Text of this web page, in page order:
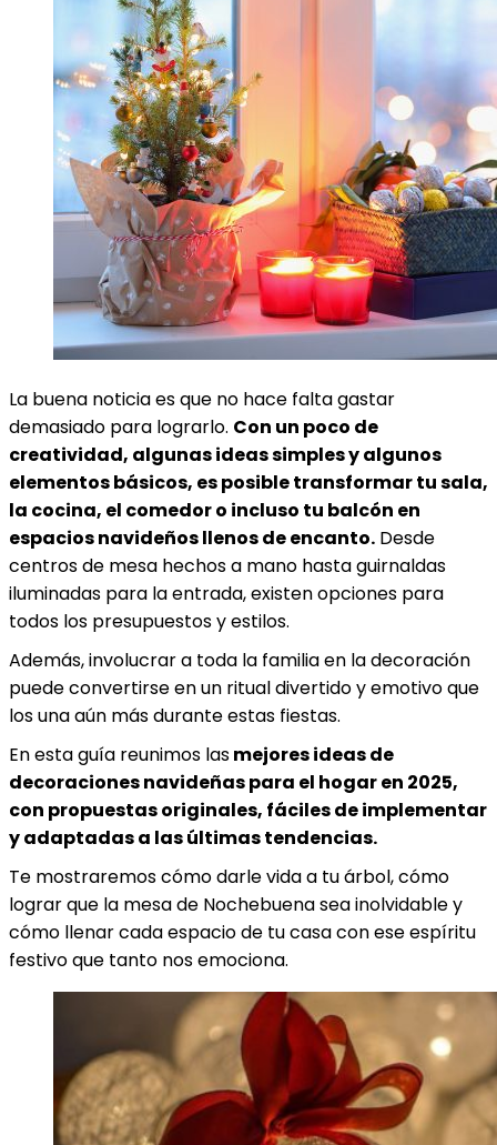
La buena noticia es que no hace falta gastar
demasiado para lograrlo. Con un poco de
creatividad, algunas ideas simples y algunos
elementos básicos, es posible transformar tu sala,
la cocina, el comedor o incluso tu balcón en
espacios navideños llenos de encanto. Desde
centros de mesa hechos a mano hasta guirnaldas
iluminadas para la entrada, existen opciones para
todos los presupuestos y estilos.
Además, involucrar a toda la familia en la decoración
puede convertirse en un ritual divertido y emotivo que
los una aún más durante estas fiestas.
En esta guía reunimos lasmejores ideas de
decoraciones navideñas para el hogar en 2025,
con propuestas originales, fáciles de implementar
y adaptadas a las últimas tendencias.
Te mostraremos cómo darle vida a tu árbol, cómo
lograr que la mesa de Nochebuena sea inolvidable y
cómo llenar cada espacio de tu casa con ese espíritu
festivo que tanto nos emociona.